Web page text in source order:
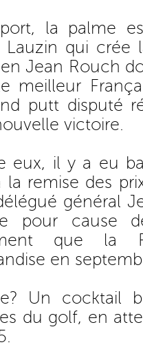
la palme
Lauzin qui crée
Jean Rouch
meilleur
putt disputé
victoire.
eux, il y a eu
la remise des
général
pour cause
que la
en
Un cocktail
du golf, en